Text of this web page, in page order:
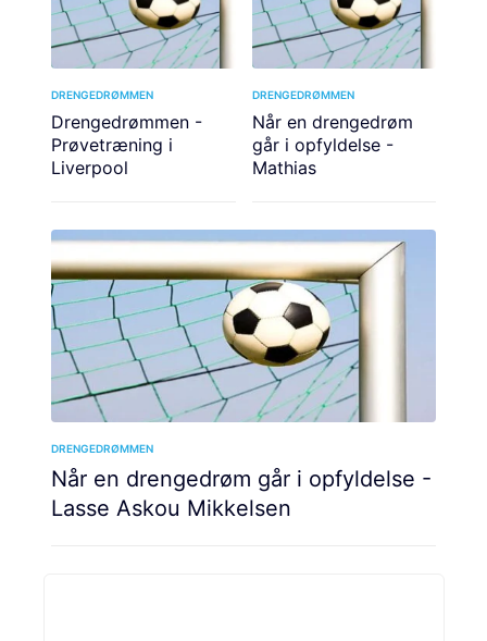
DRENGEDRØMMEN
Drengedrømmen -
Prøvetræning i
Liverpool
DRENGEDRØMMEN
Når en drengedrøm
går i opfyldelse -
Mathias
DRENGEDRØMMEN
Når en drengedrøm går i opfyldelse -
Lasse Askou Mikkelsen